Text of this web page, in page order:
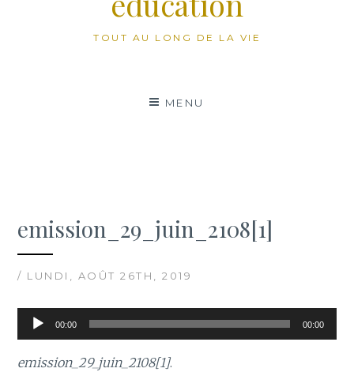
TOUT AU LONG DE LA VIE
MENU
emission_29_juin_2108[1]
/ LUNDI, AOÛT 26TH, 2019
Lecteur
audio
00:00 00:00
emission_29_juin_2108[1].